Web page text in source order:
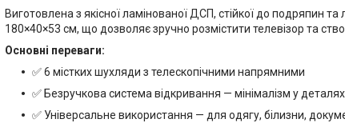
Виготовлена з якісної ламінованої ДСП, стійкої до подряпин
180×40×53 см, що дозволяє зручно розмістити телевізор та
Основні переваги:
✅ 6 містких шухляди з телескопічними напрямними
✅ Безручкова система відкривання — мінімалізм у деталях
✅ Універсальне використання — для одягу, білизни,